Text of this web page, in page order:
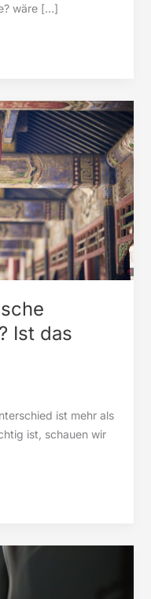
wäre […]
Ist das
ist mehr als
ist, schauen wir